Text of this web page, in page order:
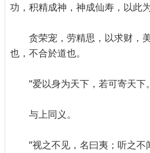
功，积精成神，神成仙寿，以此为
贪荣宠，劳精思，以求财，
也，不合於道也。
“爱以身为天下，若可寄天下
与上同义。
“视之不见，名曰夷；听之